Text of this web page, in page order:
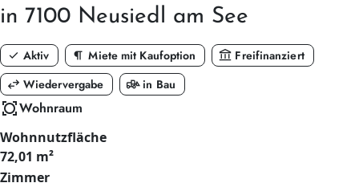
in 7100 Neusiedl am See
check Aktiv format_paragraph Miete mit Kaufoption account_balance Freifinanziert
swap_horiz Wiedervergabe front_loader in Bau
all_outWohnraum
Wohnnutzfläche
72,01 m²
Zimmer